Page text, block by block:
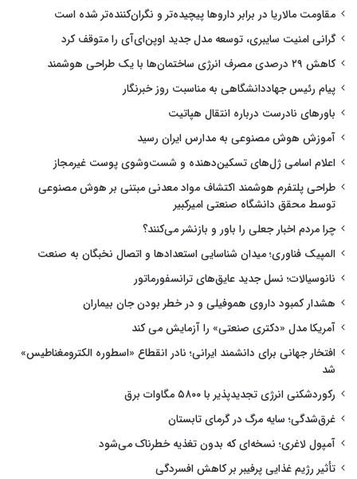
مقاومت مالاریا در برابر داروها پیچیده‌تر و نگران‌کننده‌تر شده است
گرانی امنیت سایبری، توسعه مدل جدید اوپن‌ای‌آی را متوقف کرد
کاهش ۲۹ درصدی مصرف انرژی ساختمان‌ها با یک طراحی هوشمند
پیام رئیس جهاددانشگاهی به مناسبت روز خبرنگار
باورهای نادرست درباره انتقال هپاتیت
آموزش هوش مصنوعی به مدارس ایران رسید
اعلام اسامی ژل‌های تسکین‌دهنده و شست‌وشوی پوست غیرمجاز
طراحی پلتفرم هوشمند اکتشاف مواد معدنی مبتنی بر هوش مصنوعی
توسط محقق دانشگاه صنعتی امیرکبیر
چرا مردم اخبار جعلی را باور و بازنشر می‌کنند؟
المپیک فناوری؛ میدان شناسایی استعدادها و اتصال نخبگان به صنعت
نانوسیالات؛ نسل جدید عایق‌های ترانسفورماتور
هشدار کمبود داروی هموفیلی و در خطر بودن جان بیماران
آمریکا مدل «دکتری صنعتی» را آزمایش می کند
افتخار جهانی برای دانشمند ایرانی؛ نادر انقطاع «اسطوره الکترومغناطیس»
شد
رکوردشکنی انرژی تجدیدپذیر با ۵۸۰۰ مگاوات برق
غرق‌شدگی؛ سایه مرگ در گرمای تابستان
آمپول لاغری؛ نسخه‌ای که بدون تغذیه خطرناک می‌شود
تأثیر رژیم غذایی پرفیبر بر کاهش افسردگی